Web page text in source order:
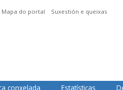
Mapa do portal Suxestión e queixas
conxelada Estatísticas